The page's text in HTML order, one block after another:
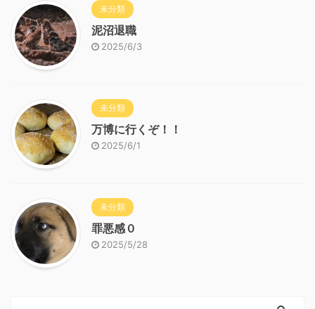
未分類
泥沼退職
2025/6/3
未分類
万博に行くぞ！！
2025/6/1
未分類
罪悪感０
2025/5/28